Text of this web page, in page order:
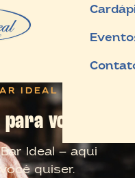
IDEAL
você!
Ideal — aqui
quiser.